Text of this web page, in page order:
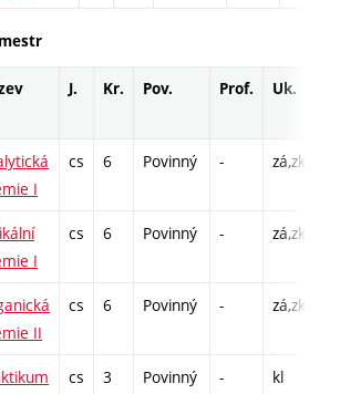
J. Kr. Pov. Prof. Uk.
I
cs 6 Povinný - zá,zk
I
cs 6 Povinný - zá,zk
II
cs 6 Povinný - zá,zk
cs 3 Povinný - kl